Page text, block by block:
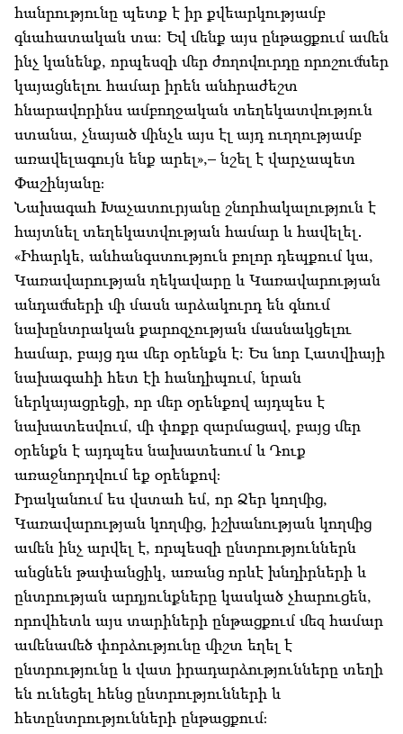
հանրությունը պետք է իր քվեարկությամբ
գնահատական տա: Եվ մենք այս ընթացքում ամեն
ինչ կանենք, որպեսզի մեր ժողովուրդը որոշումներ
կայացնելու համար իրեն անհրաժեշտ
հնարավորինս ամբողջական տեղեկատվություն
ստանա, չնայած մինչև այս էլ այդ ուղղությամբ
առավելագույն ենք արել»,– նշել է վարչապետ
Փաշինյանը։
Նախագահ Խաչատուրյանը շնորհակալություն է
հայտնել տեղեկատվության համար և հավելել․
«Իհարկե, անհանգստություն բոլոր դեպքում կա,
Կառավարության ղեկավարը և Կառավարության
անդամների մի մասն արձակուրդ են գնում
նախընտրական քարոզչության մասնակցելու
համար, բայց դա մեր օրենքն է: Ես նոր Լատվիայի
նախագահի հետ էի հանդիպում, նրան
ներկայացրեցի, որ մեր օրենքով այդպես է
նախատեսվում, մի փոքր զարմացավ, բայց մեր
օրենքն է այդպես նախատեսում և Դուք
առաջնորդվում եք օրենքով։
Իրականում ես վստահ եմ, որ Ձեր կողմից,
Կառավարության կողմից, իշխանության կողմից
ամեն ինչ արվել է, որպեսզի ընտրություններն
անցնեն թափանցիկ, առանց որևէ խնդիրների և
ընտրության արդյունքները կասկած չհարուցեն,
որովհետև այս տարիների ընթացքում մեզ համար
ամենամեծ փորձությունը միշտ եղել է
ընտրությունը և վատ իրադարձությունները տեղի
են ունեցել հենց ընտրությունների և
հետընտրությունների ընթացքում։